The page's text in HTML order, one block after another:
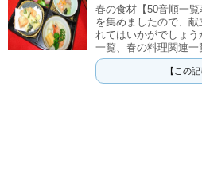
春の食材【50音順一
を集めましたので、
れてはいかがでしょ
一覧、春の料理関連一
【この